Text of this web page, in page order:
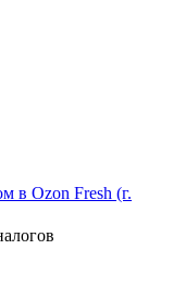
в Ozon Fresh (г.